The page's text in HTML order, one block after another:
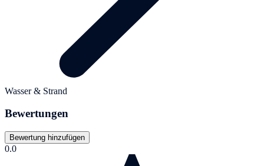
Wasser & Strand
Bewertungen
Bewertung hinzufügen
0.0